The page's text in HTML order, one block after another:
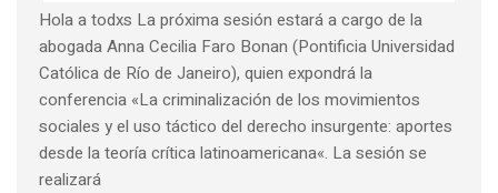
Hola a todxs La próxima sesión estará a cargo de la
abogada Anna Cecilia Faro Bonan (Pontificia Universidad
Católica de Río de Janeiro), quien expondrá la
conferencia «La criminalización de los movimientos
sociales y el uso táctico del derecho insurgente: aportes
desde la teoría crítica latinoamericana«. La sesión se
realizará